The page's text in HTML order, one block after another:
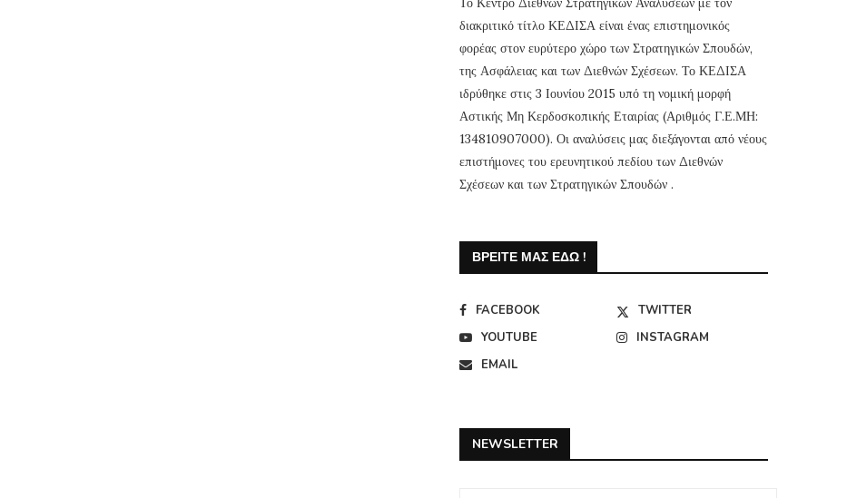
διακριτικό τίτλο ΚΕΔΙΣΑ είναι ένας επιστημονικός
φορέας στον ευρύτερο χώρο των Στρατηγικών Σπουδών,
της Ασφάλειας και των Διεθνών Σχέσεων. Το ΚΕΔΙΣΑ
ιδρύθηκε στις 3 Ιουνίου 2015 υπό τη νομική μορφή
Αστικής Μη Κερδοσκοπικής Εταιρίας (Αριθμός Γ.Ε.ΜΗ:
134810907000). Οι αναλύσεις μας διεξάγονται από νέους
επιστήμονες του ερευνητικού πεδίου των Διεθνών
Σχέσεων και των Στρατηγικών Σπουδών .
ΒΡΕΊΤΕ ΜΑΣ ΕΔΏ !
FACEBOOK
TWITTER
YOUTUBE
INSTAGRAM
EMAIL
NEWSLETTER